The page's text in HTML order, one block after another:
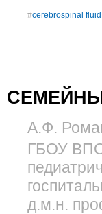
#cerebrospinal
А.Ф.
ГБОУ ВПО
д.м.н.